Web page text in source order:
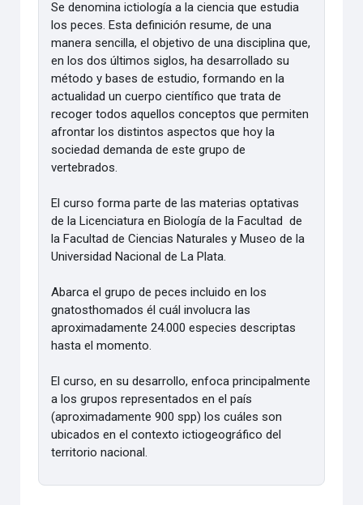
Se denomina ictiología a la ciencia que estudia
los peces. Esta definición resume, de una
manera sencilla, el objetivo de una disciplina que,
en los dos últimos siglos, ha desarrollado su
método y bases de estudio, formando en la
actualidad un cuerpo científico que trata de
recoger todos aquellos conceptos que permiten
afrontar los distintos aspectos que hoy la
sociedad demanda de este grupo de
vertebrados.
El curso forma parte de las materias optativas
de la Licenciatura en Biología de la Facultad de
la Facultad de Ciencias Naturales y Museo de la
Universidad Nacional de La Plata.
Abarca el grupo de peces incluido en los
gnatosthomados él cuál involucra las
aproximadamente 24.000 especies descriptas
hasta el momento.
El curso, en su desarrollo, enfoca principalmente
a los grupos representados en el país
(aproximadamente 900 spp) los cuáles son
ubicados en el contexto ictiogeográfico del
territorio nacional.